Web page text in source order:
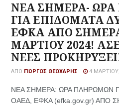
ΝΕΑ ΣΗΜΕΡΑ-
ΓΙΑ ΕΠΙΔΟΜΑΤΑ
ΕΦΚΑ ΑΠΟ
ΜΑΡΤΙΟΥ 2024!
ΝΕΕΣ
ΑΠΌ ΓΙΏΡΓΟΣ ΘΕΟΧΆΡΗΣ 4
ΝΕΑ ΣΗΜΕΡΑ: ΩΡΑ ΠΛΗΡΩΜΩΝ
ΟΑΕΔ, ΕΦΚΑ (efka.gov.gr) ΑΠΟ